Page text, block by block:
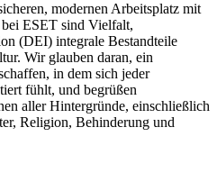
modernen Arbeitsplatz mit
ESET sind Vielfalt,
(DEI) integrale Bestandteile
Wir glauben daran, ein
in dem sich jeder
fühlt, und begrüßen
aller Hintergründe, einschließlich
Religion, Behinderung und